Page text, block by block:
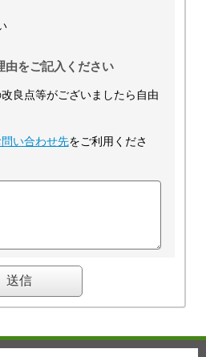
由をご記入ください
良点等がございましたら自由
問い合わせ先をご利用くださ